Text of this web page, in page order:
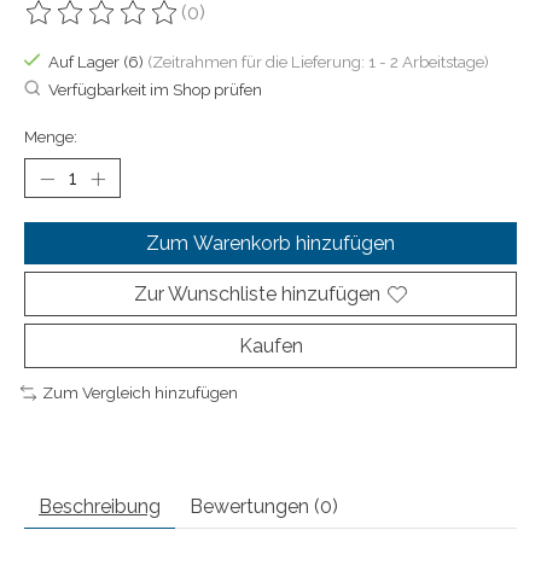
Die Bewertung dieses Produkts ist
(0)
Auf Lager (6) (Zeitrahmen für die Lieferung: 1 - 2 Arbeitstage)
Verfügbarkeit im Shop prüfen
Menge:
Zum Warenkorb hinzufügen
Zur Wunschliste hinzufügen
Kaufen
Zum Vergleich hinzufügen
Beschreibung Bewertungen (0)